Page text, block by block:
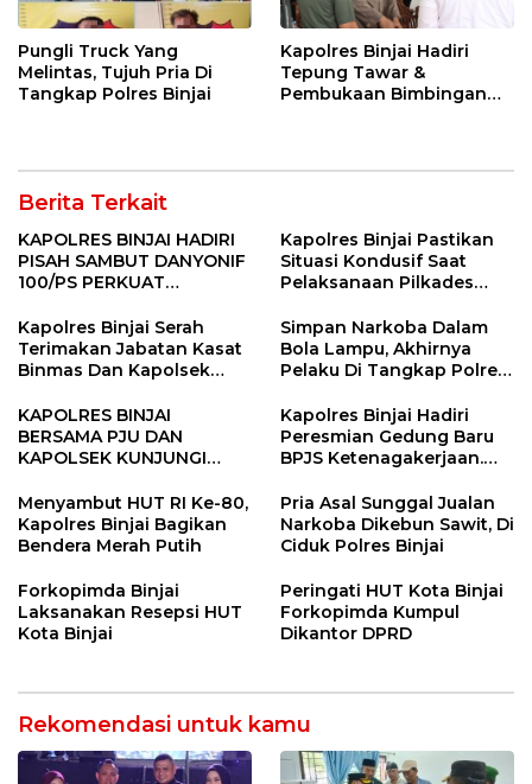
Pungli Truck Yang
Melintas, Tujuh Pria Di
Tangkap Polres Binjai
Kapolres Binjai Hadiri
Tepung Tawar &
Pembukaan Bimbingan
Berita Terkait
KAPOLRES BINJAI HADIRI
PISAH SAMBUT DANYONIF
100/PS PERKUAT
Kapolres Binjai Pastikan
Situasi Kondusif Saat
Pelaksanaan Pilkades
Kapolres Binjai Serah
Terimakan Jabatan Kasat
Binmas Dan Kapolsek
Simpan Narkoba Dalam
Bola Lampu, Akhirnya
Pelaku Di Tangkap Polres
KAPOLRES BINJAI
BERSAMA PJU DAN
KAPOLSEK KUNJUNGI
BINJAI
Kapolres Binjai Hadiri
Peresmian Gedung Baru
BPJS Ketenagakerjaan.
Menyeluruh bagi Pekerja”
Menyambut HUT RI Ke-80,
Kapolres Binjai Bagikan
Bendera Merah Putih
Pria Asal Sunggal Jualan
Narkoba Dikebun Sawit, Di
Ciduk Polres Binjai
Forkopimda Binjai
Laksanakan Resepsi HUT
Kota Binjai
Peringati HUT Kota Binjai
Forkopimda Kumpul
Dikantor DPRD
Rekomendasi untuk kamu